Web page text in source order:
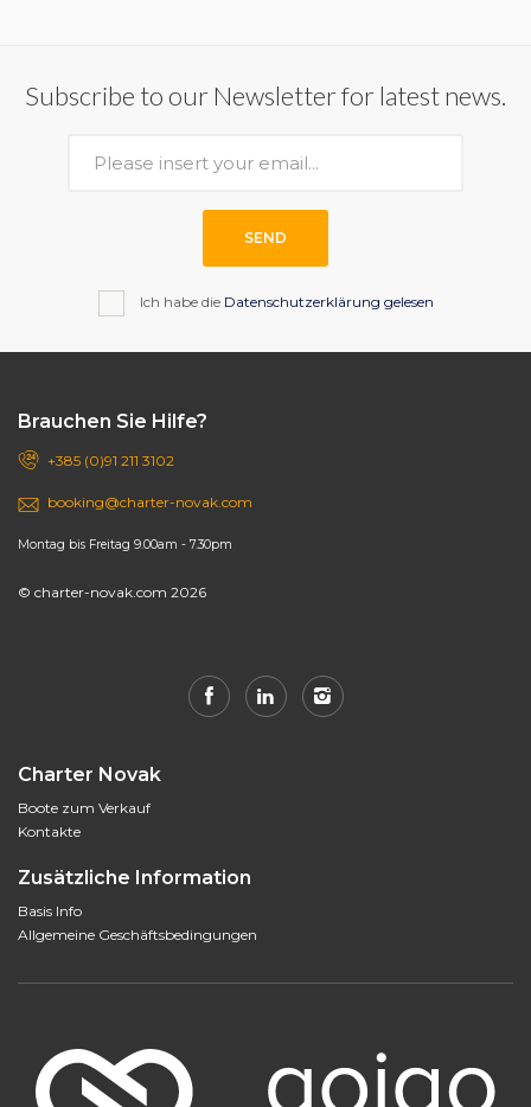
Subscribe to our Newsletter for latest news.
SEND
Ich habe die Datenschutzerklärung gelesen
Brauchen Sie Hilfe?
+385 (0)91 211 3102
booking@charter-novak.com
Montag bis Freitag 9.00am - 7.30pm
© charter-novak.com 2026
Charter Novak
Boote zum Verkauf
Kontakte
Zusätzliche Information
Basis Info
Allgemeine Geschäftsbedingungen